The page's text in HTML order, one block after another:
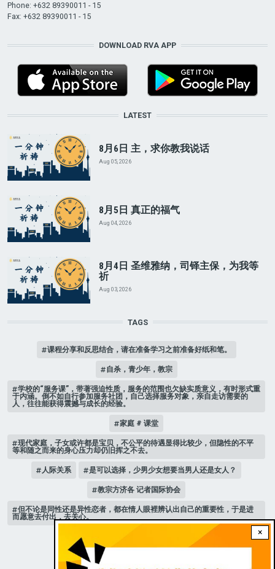
×
Phone: +632 89390011 - 15
Fax: +632 89390011 - 15
DOWNLOAD RVA APP
LATEST
8月6日 主，求你教我说话
Aug 05, 2026
8月5日 真正的福气
Aug 04, 2026
8月4日 圣维雅纳，司铎主保，为我等
祈
Aug 03, 2026
TAGS
课程分享和反思结合，请在准备学习之前准备好纸和笔。
自杀，青少年，教宗
学校的“服务课”，带著强迫性质，服务的范围也欠缺实质意义，有时形式重
于内涵。倒不如自行参加服务社团，自己选择服务对象，亲自走访需要的
人，往往能获得震撼与成长的经验。
家庭 # 课堂
现代家庭，子女或许都是宝贝，不公平的待遇显得比较少，但隐性的不平
等和随之而来的身心压力却仍旧挥之不去。
人际关系 是可以选择，少男少女想要当男人还是女人？
教宗方济各 记者国际协会
但不论是同性还是异性恋者，都在情人眼裡辨认出自己的重要性，于是进
而愿意去付出，去关心。